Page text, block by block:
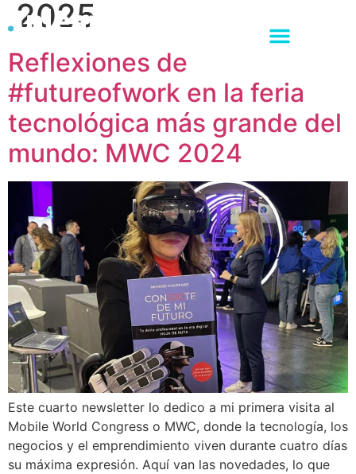
2025
Reflexiones de
#futureofwork en la feria
tecnológica más grande del
mundo: MWC 2024
Este cuarto newsletter lo dedico a mi primera visita al
Mobile World Congress o MWC, donde la tecnología, los
negocios y el emprendimiento viven durante cuatro días
su máxima expresión. Aquí van las novedades, lo que